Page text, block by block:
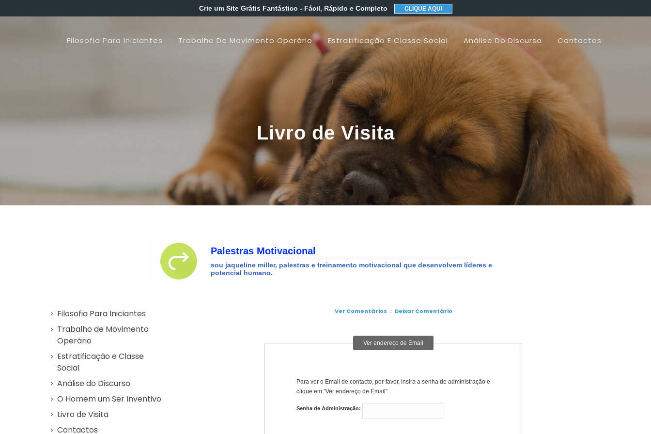
Filosofia Para Iniciantes Trabalho De Movimento Operário Estratificação E Classe Social Análise Do Discurso Contactos
Livro de Visita
Ver Comentários :: Deixar Comentário
Ver endereço de Email
Para ver o Email de contacto, por favor, insira a senha de administração e
clique em "Ver endereço de Email".
Senha de Administração:
Filosofia Para Iniciantes
Trabalho de Movimento
Operário
Estratificação e Classe
Social
Análise do Discurso
O Homem um Ser Inventivo
Livro de Visita
Contactos
Crie um Site Grátis Fantástico - Fácil, Rápido e Completo CLIQUE AQUI